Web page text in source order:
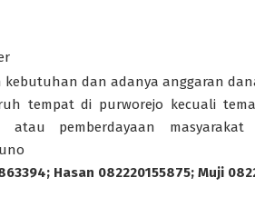
dan adanya anggaran
tempat di purworejo kecuali
atau pemberdayaan
Hasan 082220155875; Muji